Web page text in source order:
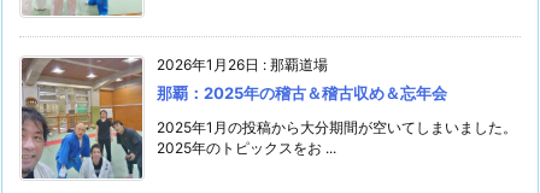
2026年1月26日 : 那覇道場
那覇：2025年の稽古＆稽古収め＆忘年会
2025年1月の投稿から大分期間が空いてしまいました。
2025年のトピックスをお ...